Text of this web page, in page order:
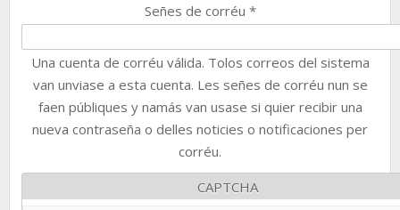
Señes de corréu *
Una cuenta de corréu válida. Tolos correos del sistema
van unviase a esta cuenta. Les señes de corréu nun se
faen públiques y namás van usase si quier recibir una
nueva contraseña o delles noticies o notificaciones per
corréu.
CAPTCHA